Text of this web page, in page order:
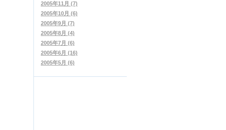
2005年11月 (7)
2005年10月 (6)
2005年9月 (7)
2005年8月 (4)
2005年7月 (6)
2005年6月 (16)
2005年5月 (6)